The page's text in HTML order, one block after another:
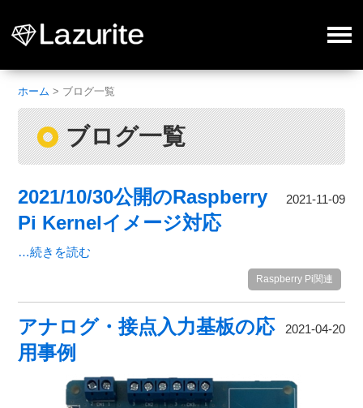
ホーム > ブログ一覧
ブログ一覧
2021-11-09
2021/10/30公開のRaspberry
Pi Kernelイメージ対応
…続きを読む
Raspberry Pi関連
2021-04-20
アナログ・接点入力基板の応
用事例